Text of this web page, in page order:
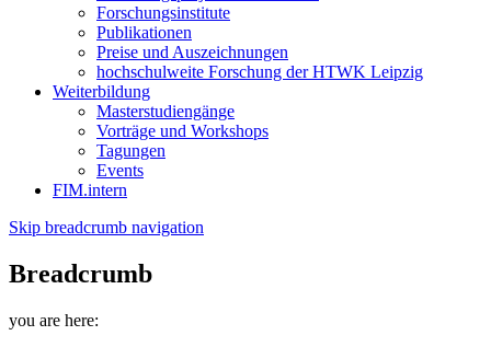
Forschungsinstitute
Publikationen
Preise und Auszeichnungen
hochschulweite Forschung der HTWK Leipzig
Weiterbildung
Masterstudiengänge
Vorträge und Workshops
Tagungen
Events
FIM.intern
Skip breadcrumb navigation
Breadcrumb
you are here: